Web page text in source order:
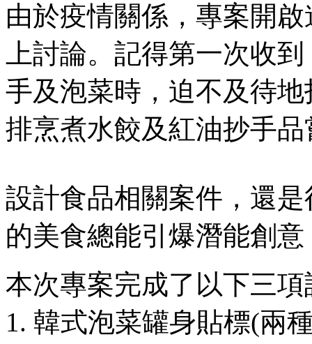
由於疫情關係，專案開
上討論。記得第一次收
手及泡菜時，迫不及待
排烹煮水餃及紅油抄手品
設計食品相關案件，還
的美食總能引爆潛能創意
本次專案完成了以下三項
1. 韓式泡菜罐身貼標(兩